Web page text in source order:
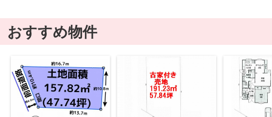
おすすめ物件